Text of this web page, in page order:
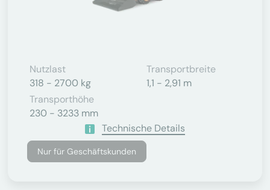
Nutzlast
318 - 2700 kg
Transportbreite
1,1 - 2,91 m
Transporthöhe
230 - 3233 mm
Technische Details
Nur für Geschäftskunden